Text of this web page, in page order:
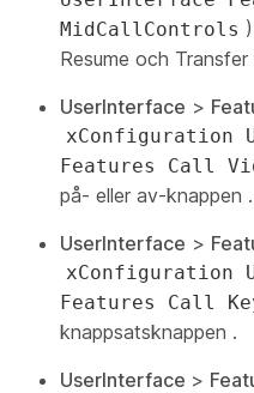
MidCallControls
Resume och Transfer
UserInterface >
xConfiguration
Features Call
på- eller av-knappen .
UserInterface >
xConfiguration
Features Call
knappsatsknappen .
UserInterface >